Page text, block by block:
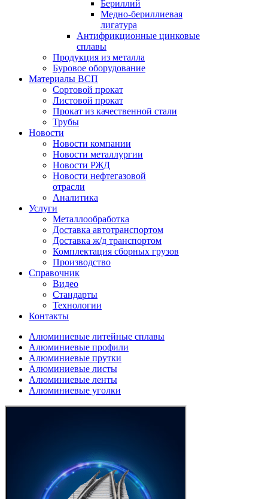
Бериллий
Медно-бериллиевая
лигатура
Антифрикционные цинковые
сплавы
Продукция из металла
Буровое оборудование
Материалы ВСП
Сортовой прокат
Листовой прокат
Прокат из качественной стали
Трубы
Новости
Новости компании
Новости металлургии
Новости РЖД
Новости нефтегазовой
отрасли
Аналитика
Услуги
Металлообработка
Доставка автотранспортом
Доставка ж/д транспортом
Комплектация сборных грузов
Производство
Справочник
Видео
Стандарты
Технологии
Контакты
Алюминиевые литейные сплавы
Алюминиевые профили
Алюминиевые прутки
Алюминиевые листы
Алюминиевые ленты
Алюминиевые уголки